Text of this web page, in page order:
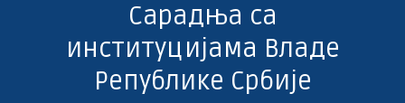
Сарадња са
институцијама Владе
Републике Србије